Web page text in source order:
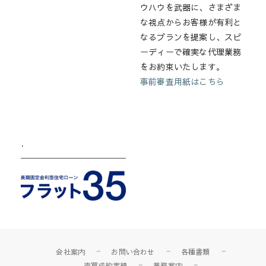
ウハウを武器に、さまざま
な視点からお客様が有利と
なるプランを提案し、スピ
ーディーで確実な代理業務
をお約束いたします。
事前審査用紙はこちら
.
会社案内 お問い合わせ
各種書類